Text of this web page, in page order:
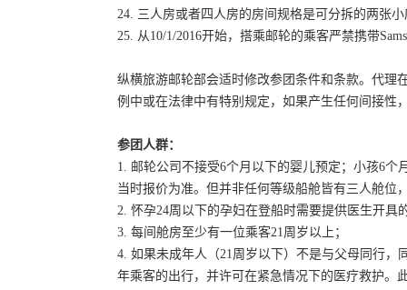
24. 三人房或者四人房的房间规格是可分拆的两张
25. 从10/1/2016开始，搭乘邮轮的乘客严禁携带
纵横旅游邮轮部会适时修改参团条件和条款。代理
例中或在法律中有特别规定，如果产生任何间接性
参团人群：
1. 邮轮公司不接受6个月以下的婴儿预定；小孩6
当时报价为准。但并非任何等级船舱皆有三人舱位
2. 怀孕24周以下的孕妇在登船时需要提供医生开具
3. 每间舱房至少有一位乘客21周岁以上；
4. 如果未成年人（21周岁以下）不是与父母同行
年乘客的出行，并许可在紧急情况下的医疗救护。